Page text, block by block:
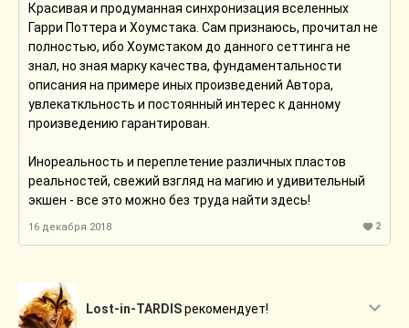
психики? Маловато будет, приправьте зомби-
апокалипсисом, добавьте немного космооперы, а вот
уже из глубин варпа тянет щупальцы лавкрафтовское
хтоническое нечто, размером с Луну (и как бы
намекающее, что неплохо бы стать единым, да).
Рекомендую в первую очередь всем тем людям, кому
миры, а так же временные петли, а главное, небанальные
и непредсказуемые истории. Тут вы найдете это всё, и
гораздо больше!
Красивая и продуманная синхронизация вселенных
Гарри Поттера и Хоумстака. Сам признаюсь, прочитал не
полностью, ибо Хоумстаком до данного сеттинга не
знал, но зная марку качества, фундаментальности
описания на примере иных произведений Автора,
увлекаткльность и постоянный интерес к данному
произведению гарантирован.
Инореальность и переплетение различных пластов
реальностей, свежий взгляд на магию и удивительный
экшен - все это можно без труда найти здесь!
16 декабря 2018 2
Lost-in-TARDISрекомендует!